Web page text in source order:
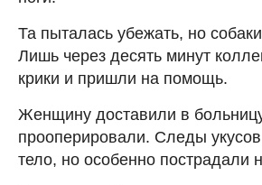
Та пыталась убежать, но
Лишь через десять минут
крики и пришли на помощь.
Женщину доставили в
прооперировали. Следы
тело, но особенно пострадали